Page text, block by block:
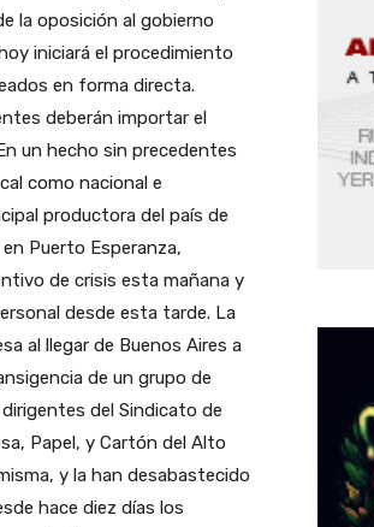
la oposición al gobierno
iniciará el procedimiento
en forma directa.
deberán importar el
un hecho sin precedentes
como nacional e
productora del país de
Puerto Esperanza,
de crisis esta mañana y
desde esta tarde. La
al llegar de Buenos Aires a
de un grupo de
del Sindicato de
Papel, y Cartón del Alto
y la han desabastecido
hace diez días los